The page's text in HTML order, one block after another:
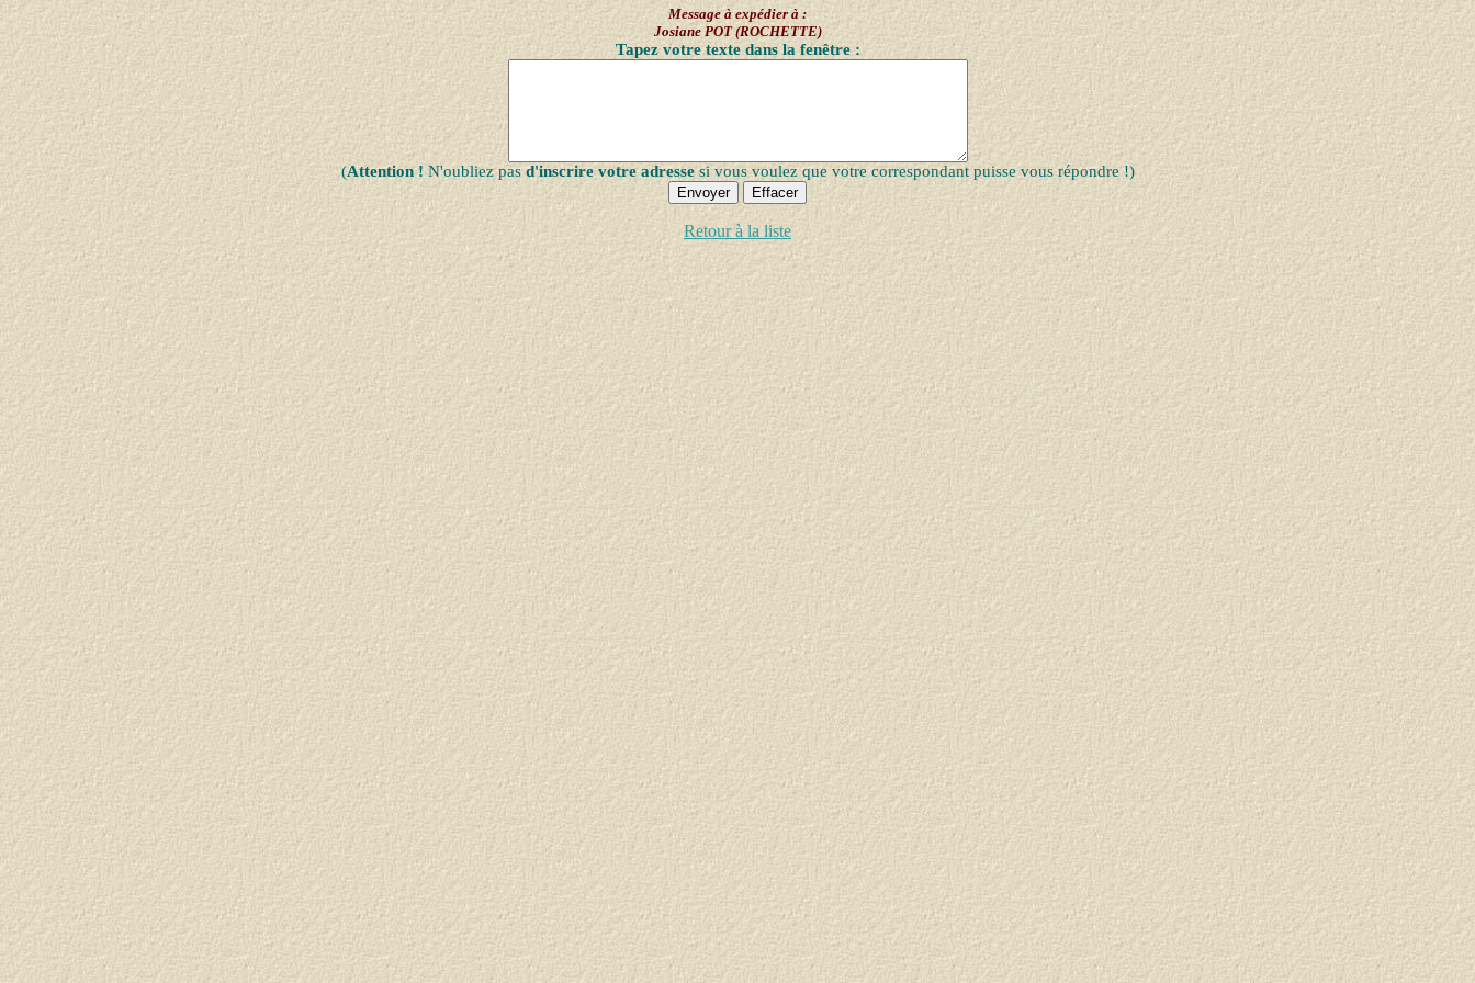
Message à expédier à :
Josiane POT (ROCHETTE)
Tapez votre texte dans la fenêtre :
(Attention !N'oubliez pasd'inscrire votre adressesi vous voulez que votre correspondant puisse vous répondre !)
Retour à la liste